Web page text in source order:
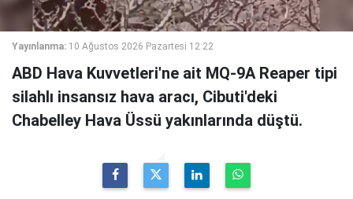
Yayınlanma: 10 Ağustos 2026 Pazartesi 12:22
ABD Hava Kuvvetleri'ne ait MQ-9A Reaper tipi
silahlı insansız hava aracı, Cibuti'deki
Chabelley Hava Üssü yakınlarında düştü.